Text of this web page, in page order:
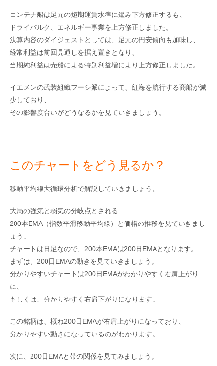
コンテナ船は足元の短期運賃水準に鑑み下方修正するも、
ドライバルク、エネルギー事業を上方修正しました。
決算内容のダイジェストとしては、足元の円安傾向も加味し、
経常利益は前回見通しを据え置きとなり、
当期純利益は売船による特別利益増により上方修正しました。
イエメンの武装組織フーシ派によって、紅海を航行する商船が減
少しており、
その影響度合いがどうなるかを見ていきましょう。
このチャートをどう見るか？
移動平均線大循環分析で解説していきましょう。
大局の強気と弱気の分岐点とされる
200本EMA（指数平滑移動平均線）と価格の推移を見ていきまし
ょう。
チャートは日足なので、200本EMAは200日EMAとなります。
まずは、200日EMAの動きを見ていきましょう。
分かりやすいチャートは200日EMAがわかりやすく右肩上がり
に、
もしくは、分かりやすく右肩下がりになります。
この銘柄は、概ね200日EMAが右肩上がりになっており、
分かりやすい動きになっているのがわかります。
次に、200日EMAと帯の関係を見てみましょう。